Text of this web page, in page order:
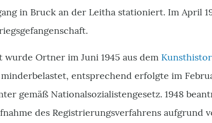
in Bruck an der Leitha stationiert. Im April
wurde Ortner im Juni 1945 aus dem
entsprechend erfolgte im
gemäß Nationalsozialistengesetz. 1948
des Registrierungsverfahrens aufgrund